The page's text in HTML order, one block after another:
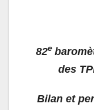
82e
des
Bilan et